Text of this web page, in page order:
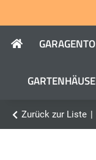
Zurück zur Liste